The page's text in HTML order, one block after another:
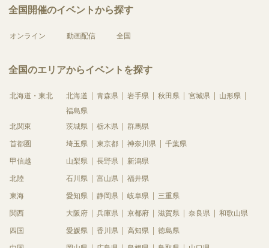
全国開催のイベントから探す
オンライン 動画配信 全国
全国のエリアからイベントを探す
北海道・東北 北海道 青森県 岩手県 秋田県 宮城県
山形県
福島県
北関東
茨城県 栃木県 群馬県
首都圏 埼玉県 東京都 神奈川県 千葉県
甲信越 山梨県 長野県 新潟県
北陸 石川県 富山県 福井県
東海 愛知県 静岡県 岐阜県 三重県
関西 大阪府 兵庫県 京都府 滋賀県 奈良県 和歌山県
四国 愛媛県 香川県 高知県 徳島県